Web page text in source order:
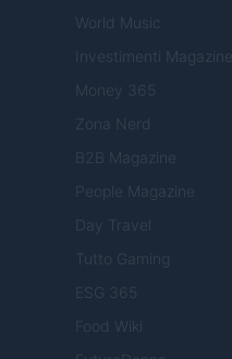
World Music
Investimenti Magazine
Money 365
Zona Nerd
B2B Magazine
People Magazine
Day Travel
Tutto Gaming
ESG 365
Food Wiki